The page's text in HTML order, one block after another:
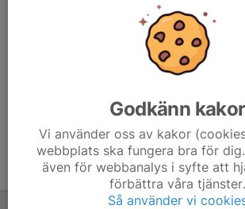
Godkänn kakor
Vi använder oss av kakor
webbplats ska fungera bra för
även för webbanalys i syfte att
förbättra våra tjänster.
Så använder vi